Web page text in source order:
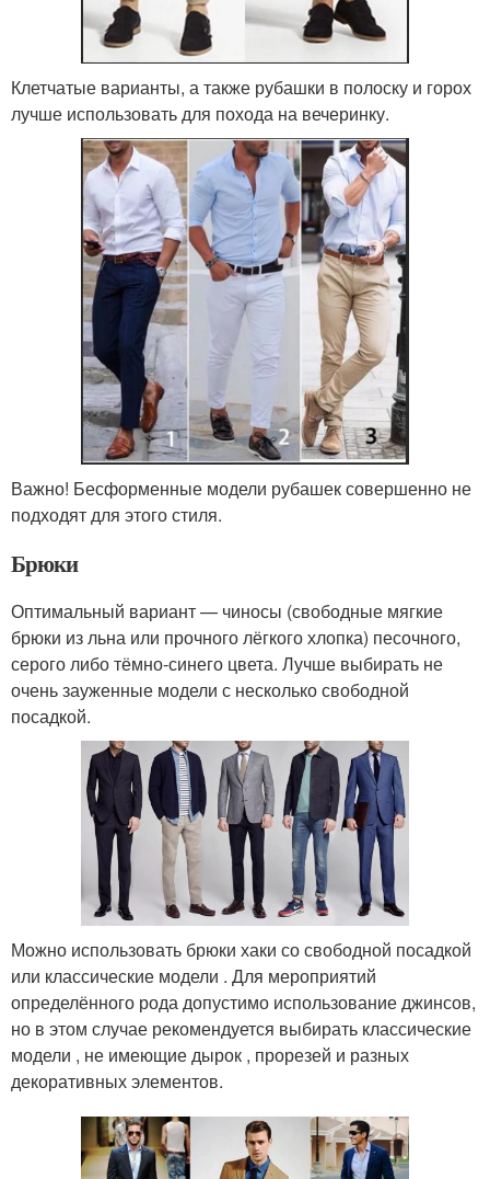
Клетчатые варианты, а также рубашки в полоску и горох
лучше использовать для похода на вечеринку.
Важно! Бесформенные модели рубашек совершенно не
подходят для этого стиля.
Брюки
Оптимальный вариант — чиносы (свободные мягкие
брюки из льна или прочного лёгкого хлопка) песочного,
серого либо тёмно-синего цвета. Лучше выбирать не
очень зауженные модели с несколько свободной
посадкой.
Можно использовать брюки хаки со свободной посадкой
или классические модели . Для мероприятий
определённого рода допустимо использование джинсов,
но в этом случае рекомендуется выбирать классические
модели , не имеющие дырок , прорезей и разных
декоративных элементов.